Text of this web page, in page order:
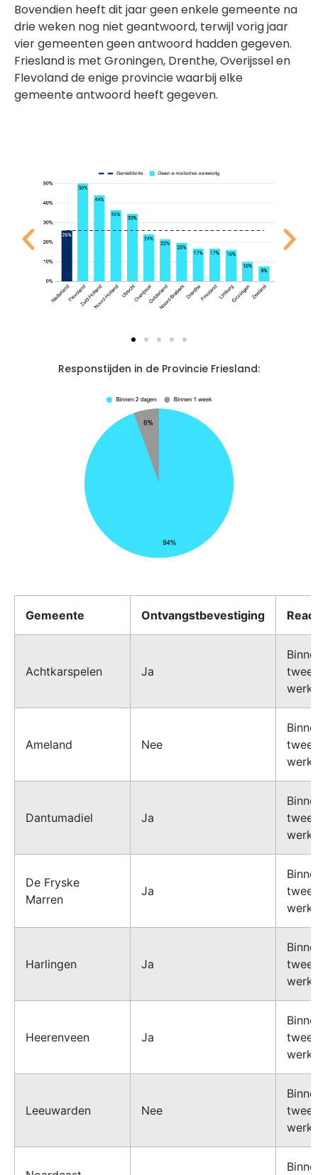
Bovendien heeft dit jaar geen enkele gemeente na
drie weken nog niet geantwoord, terwijl vorig jaar
vier gemeenten geen antwoord hadden gegeven.
Friesland is met Groningen, Drenthe, Overijssel en
Flevoland de enige provincie waarbij elke
gemeente antwoord heeft gegeven.
Responstijden in de Provincie Friesland:
Gemeente Ontvangstbevestiging
Achtkarspelen Ja
twee
Ameland Nee
twee
Dantumadiel Ja
twee
De Fryske
Marren
Ja
twee
Harlingen Ja
twee
Heerenveen Ja
twee
Leeuwarden Nee
twee